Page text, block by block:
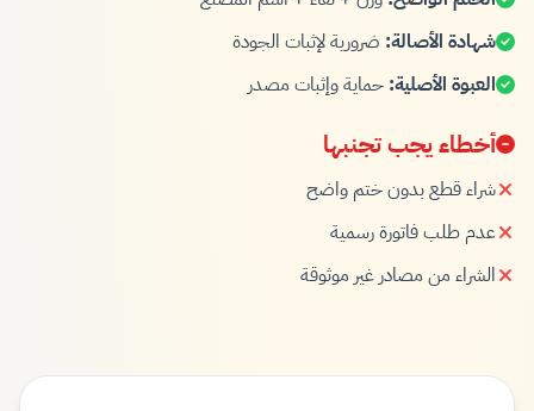
شهادة الأصالة: ضرورية لإثبات الجودة
العبوة الأصلية: حماية وإثبات مصدر
أخطاء يجب تجنبها
شراء قطع بدون ختم واضح
عدم طلب فاتورة رسمية
الشراء من مصادر غير موثوقة